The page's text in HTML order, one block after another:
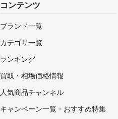
コンテンツ
ブランド一覧
カテゴリ一覧
ランキング
買取・相場価格情報
人気商品チャンネル
キャンペーン一覧・おすすめ特集